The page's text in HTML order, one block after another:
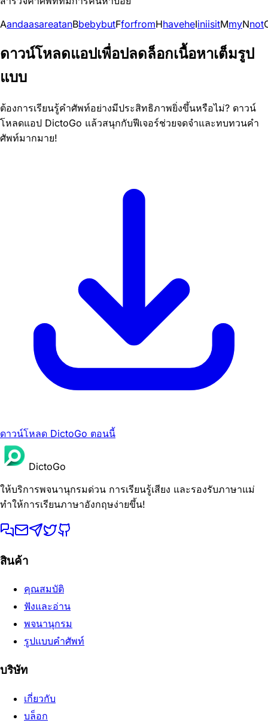
AandaasareatanBbebybutFforfromHhaveheIiniisitMmyNnot
ดาวน์โหลดแอปเพื่อปลดล็อกเนื้อหาเต็มรูป
แบบ
ต้องการเรียนรู้คำศัพท์อย่างมีประสิทธิภาพยิ่งขึ้นหรือไม่? ดาวน์
โหลดแอป DictoGo แล้วสนุกกับฟีเจอร์ช่วยจดจำและทบทวนคำ
ศัพท์มากมาย!
ดาวน์โหลด DictoGo ตอนนี้
DictoGo
ให้บริการพจนานุกรมด่วน การเรียนรู้เสียง และรองรับภาษาแม่
ทำให้การเรียนภาษาอังกฤษง่ายขึ้น!
สินค้า
คุณสมบัติ
ฟังและอ่าน
พจนานุกรม
รูปแบบคำศัพท์
บริษัท
เกี่ยวกับ
บล็อก